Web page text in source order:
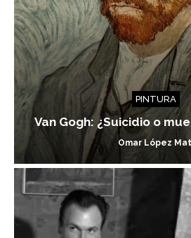
PINTURA
Van Gogh: ¿Suicidio o
Omar López